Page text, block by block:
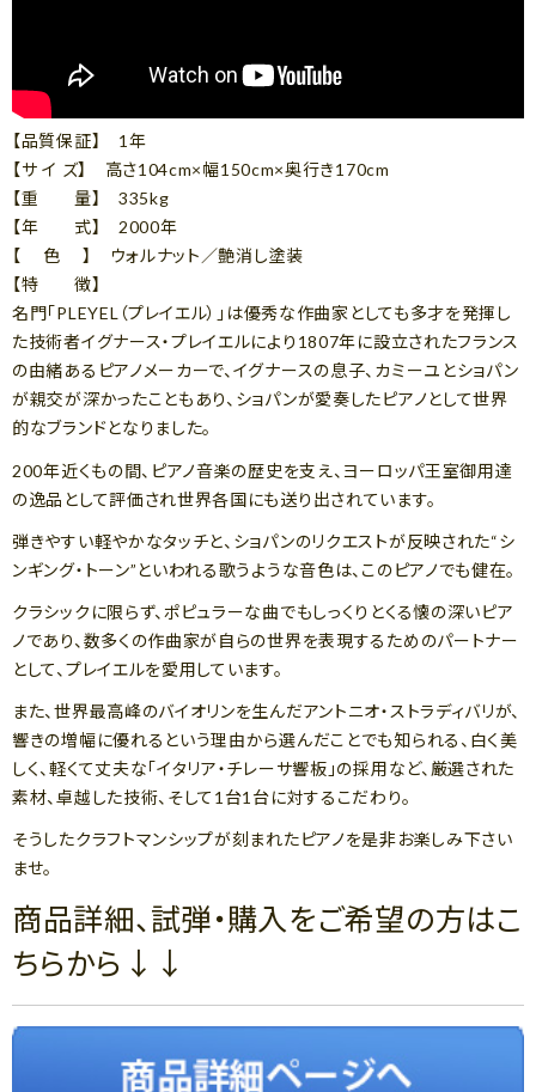
【品質保証】 1年
【サ イ ズ】 高さ104cm×幅150cm×奥行き170cm
【重 量】 335kg
【年 式】 2000年
【 色 】 ウォルナット／艶消し塗装
【特 徴】
名門「PLEYEL（プレイエル）」は優秀な作曲家としても多才を発揮し
た技術者イグナース・プレイエルにより1807年に設立されたフランス
の由緒あるピアノメーカーで、イグナースの息子、カミーユとショパン
が親交が深かったこともあり、ショパンが愛奏したピアノとして世界
的なブランドとなりました。
200年近くもの間、ピアノ音楽の歴史を支え、ヨーロッパ王室御用達
の逸品として評価され世界各国にも送り出されています。
弾きやすい軽やかなタッチと、ショパンのリクエストが反映された“シ
ンギング・トーン”といわれる歌うような音色は、このピアノでも健在。
クラシックに限らず、ポピュラーな曲でもしっくりとくる懐の深いピア
ノであり、数多くの作曲家が自らの世界を表現するためのパートナー
として、プレイエルを愛用しています。
また、世界最高峰のバイオリンを生んだアントニオ・ストラディバリが、
響きの増幅に優れるという理由から選んだことでも知られる、白く美
しく、軽くて丈夫な「イタリア・チレーサ響板」の採用など、厳選された
素材、卓越した技術、そして1台1台に対するこだわり。
そうしたクラフトマンシップが刻まれたピアノを是非お楽しみ下さい
ませ。
商品詳細、試弾・購入をご希望の方はこ
ちらから↓↓